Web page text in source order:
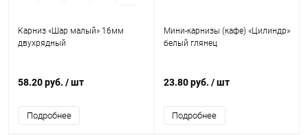
Карниз «Шар малый» 16мм
двухрядный
58.20 руб. / шт
Подробнее
Мини-карнизы (кафе) «Цилиндр»
белый глянец
23.80 руб. / шт
Подробнее